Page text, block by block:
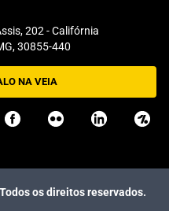
202 - Califórnia
30855-440
NA VEIA
os direitos reservados.